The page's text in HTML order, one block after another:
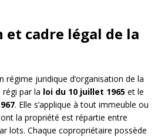
cadre légal de la
régime juridique d’organisation de la
par la loi du 10 juillet 1965 et le
. Elle s’applique à tout immeuble ou
la propriété est répartie entre
lots. Chaque copropriétaire possède